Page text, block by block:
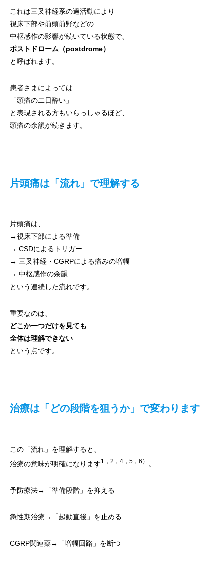
これは三叉神経系の過活動により
視床下部や前頭前野などの
中枢感作の影響が続いている状態で、
ポストドローム（postdrome）
と呼ばれます。
患者さまによっては
「頭痛の二日酔い」
と表現される方もいらっしゃるほど、
頭痛の余韻が続きます。
片頭痛は「流れ」で理解する
片頭痛は、
→視床下部による準備
→ CSDによるトリガー
→ 三叉神経・CGRPによる痛みの増幅
→ 中枢感作の余韻
という連続した流れです。
重要なのは、
どこか一つだけを見ても
全体は理解できない
という点です。
治療は「どの段階を狙うか」で変わります
この「流れ」を理解すると、
治療の意味が明確になります1，2，4，5，6） 。
予防療法→「準備段階」を抑える
急性期治療→「起動直後」を止める
CGRP関連薬→「増幅回路」を断つ